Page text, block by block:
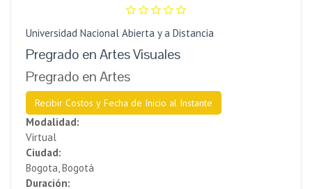
Universidad Nacional Abierta y a Distancia
Pregrado en Artes Visuales
Pregrado en Artes
Recibir Costos y Fecha de Inicio al Instante
Modalidad:
Virtual
Ciudad:
Bogota, Bogotá
Duración: